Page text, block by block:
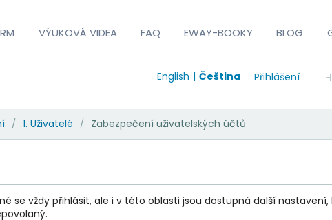
VÝUKOVÁ VIDEA FAQ EWAY-BOOKY BLOG
English Čeština Přihlášení
/ 1. Uživatelé / Zabezpečení uživatelských účtů
se vždy přihlásit, ale i v této oblasti jsou dostupná další nastavení,